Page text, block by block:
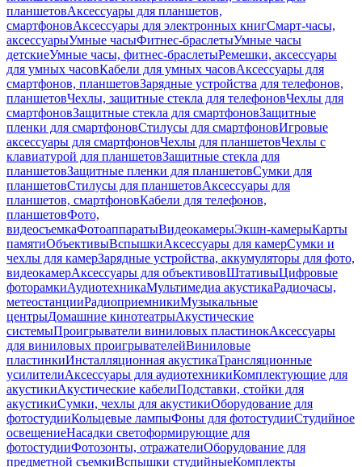
планшетовАксессуары для планшетов,
смартфоновАксессуары для электронных книгСмарт-часы,
аксессуарыУмные часыФитнес-браслетыУмные часы
детскиеУмные часы, фитнес-браслетыРемешки, аксессуары
для умных часовКабели для умных часовАксессуары для
смартфонов, планшетовЗарядные устройства для телефонов,
планшетовЧехлы, защитные стекла для телефоновЧехлы для
смартфоновЗащитные стекла для смартфоновЗащитные
пленки для смартфоновСтилусы для смартфоновИгровые
аксессуары для смартфоновЧехлы для планшетовЧехлы с
клавиатурой для планшетовЗащитные стекла для
планшетовЗащитные пленки для планшетовСумки для
планшетовСтилусы для планшетовАксессуары для
планшетов, смартфоновКабели для телефонов,
планшетовФото,
видеосъемкаФотоаппаратыВидеокамерыЭкшн-камерыКарты
памятиОбъективыВспышкиАксессуары для камерСумки и
чехлы для камерЗарядные устройства, аккумуляторы для фото,
видеокамерАксессуары для объективовШтативыЦифровые
фоторамкиАудиотехникаМультимедиа акустикаРадиочасы,
метеостанцииРадиоприемникиМузыкальные
центрыДомашние кинотеатрыАкустические
системыПроигрыватели виниловых пластинокАксессуары
для виниловых проигрывателейВиниловые
пластинкиИнсталляционная акустикаТрансляционные
усилителиАксессуары для аудиотехникиКомплектующие для
акустикиАкустические кабелиПодставки, стойки для
акустикиСумки, чехлы для акустикиОборудование для
фотостудииКольцевые лампыФоны для фотостудииСтудийное
освещениеНасадки светоформирующие для
фотостудииФотозонты, отражателиОборудование для
предметной съемкиВспышки студийныеКомплекты